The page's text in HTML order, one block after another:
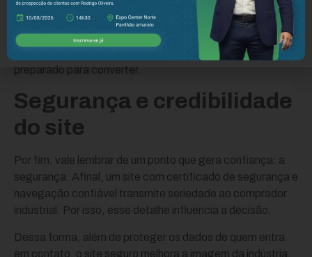
Como resultado, a indústria passa a ter uma base sólida
para todas as outras estratégias. Ou seja, anúncios e
SEO rendem muito mais quando o destino é um site
preparado para converter.
Segurança e credibilidade
do site
Por fim, vale lembrar de um ponto que gera confiança: a
segurança. Afinal, um site com certificado de segurança e
navegação confiável transmite seriedade ao comprador
industrial. Por isso, esse detalhe influencia a decisão.
Dessa forma, além de proteger os dados de quem entra
em contato, o site seguro melhora a imagem da indústria.